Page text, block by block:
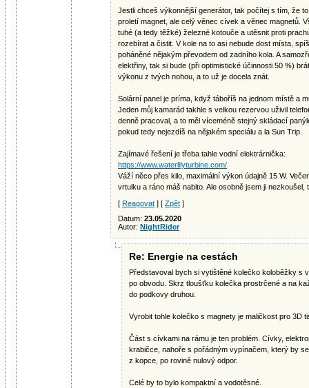
Jestli chceš výkonnější generátor, tak počítej s tím, že
proletí magnet, ale celý věnec cívek a věnec magnetů.
tuhé (a tedy těžké) železné kotouče a utěsnit proti
rozebírat a čistit. V kole na to asi nebude dost místa,
poháněné nějakým převodem od zadního kola. A
elektřiny, tak si bude (při optimistické účinnosti 50 %)
výkonu z tvých nohou, a to už je docela znát.
Solární panel je príma, když táboříš na jednom místě a
Jeden můj kamarád takhle s velkou rezervou uživil
denně pracoval, a to měl víceméně stejný skládací
pokud tedy nejezdíš na nějakém speciálu a la Sun Trip.
Zajímavé řešení je třeba tahle vodní elektrárnička:
https://www.waterlilyturbine.com/
Váží něco přes kilo, maximální výkon údajně 15 W.
vrtulku a ráno máš nabito. Ale osobně jsem ji nezkoušel,
[ Reagovat ] [ Zpět ]
Datum: 23.05.2020
Autor: NightRider
Re: Energie na cestách
Představoval bych si vytištěné kolečko koloběžky s
po obvodu. Skrz tloušťku kolečka prostrčené a na
do podkovy druhou.
Vyrobit tohle kolečko s magnety je maličkost pro 3D
Část s cívkami na rámu je ten problém. Cívky,
krabičce, nahoře s pořádným vypínačem, který by
z kopce, po rovině nulový odpor.
Celé by to bylo kompaktní a vodotěsné.